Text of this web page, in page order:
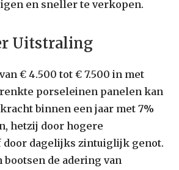
en sneller te verkopen.
Uitstraling
€ 4.500 tot € 7.500 in met
porseleinen panelen kan
binnen een jaar met 7%
hetzij door hogere
door dagelijks zintuiglijk genot.
bootsen de adering van